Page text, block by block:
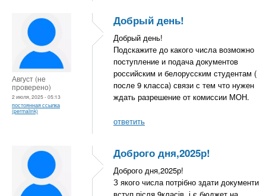
Август (не
проверено)
2 июля, 2025 - 05:13
постоянная ссылка
(permalink)
Добрый день!
Добрый день!
Подскажите до какого числа возможно
поступление и подача документов
российским и белорусским студентам (
после 9 класса) связи с тем что нужен
ждать разрешение от комиссии МОН.
ответить
Доброго дня,2025р!
Доброго дня,2025р!
З якого числа потрібно здати документи
вступ після 9класів, і є бюджет на